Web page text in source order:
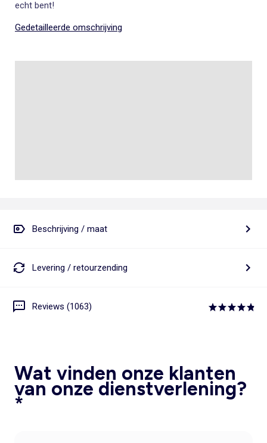
echt bent!
Gedetailleerde omschrijving
Beschrijving / maat
Levering / retourzending
Reviews (1063)
Wat vinden onze klanten
van onze dienstverlening?
*